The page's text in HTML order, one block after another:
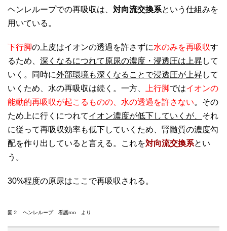
ヘンレループでの再吸収は、 対向流交換系という仕組みを
用いている。
下行脚の上皮はイオンの透過を許さずに水のみを再吸収す
るため、 深くなるにつれて原尿の濃度・浸透圧は上昇して
いく。同時に外部環境も深くなることで浸透圧が上昇して
いくため、水の再吸収は続く。一方、
上行脚ではイオンの
能動的再吸収が起こるものの、水の透過を許さない。その
ため上に行くにつれてイオン濃度が低下していくが、 それ
に従って再吸収効率も低下していくため、腎髄質の濃度勾
配を作り出していると言える。これを対向流交換系とい
う。
30%程度の原尿はここで再吸収される。
図２ ヘンレループ 看護roo より